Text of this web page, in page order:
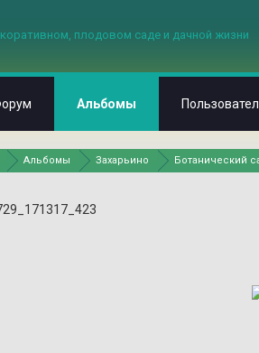
Альбомы Захарьино Ботанический
Альбомы